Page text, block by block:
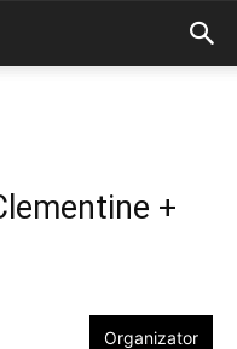
+
Organizator